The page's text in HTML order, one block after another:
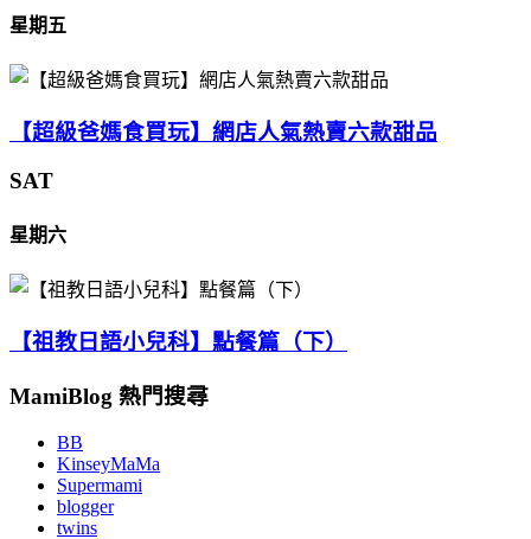
星期五
【超級爸媽食買玩】網店人氣熱賣六款甜品
SAT
星期六
【祖教日語小兒科】點餐篇（下）
MamiBlog 熱門搜尋
BB
KinseyMaMa
Supermami
blogger
twins